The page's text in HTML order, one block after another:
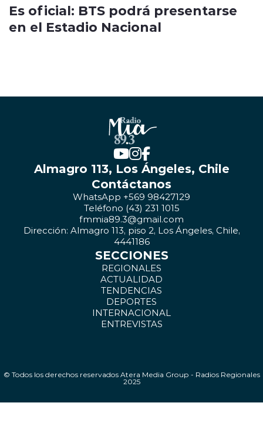
Es oficial: BTS podrá presentarse
en el Estadio Nacional
Almagro 113, Los Ángeles, Chile
Contáctanos
WhatsApp +569 98427129
Teléfono (43) 231 1015
fmmia89.3@gmail.com
Dirección: Almagro 113, piso 2, Los Ángeles, Chile,
4441186
SECCIONES
REGIONALES
ACTUALIDAD
TENDENCIAS
DEPORTES
INTERNACIONAL
ENTREVISTAS
© Todos los derechos reservados Atera Media Group - Radios Regionales
2025